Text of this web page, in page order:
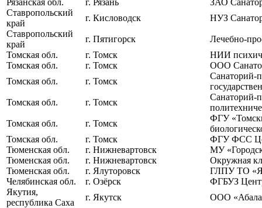
Рязанская обл.
г. Рязань
ЗАО
Ставропольский
край
г. Кисловодск
НУЗ
Ставропольский
край
г. Пятигорск
Лечебно-
Томская обл.
г. Томск
НИИ
Томская обл.
г. Томск
ООО
Томская обл.
г. Томск
Санаторий-
Томская обл.
г. Томск
Санаторий-
Томская обл.
г. Томск
ФГУ
Томская обл.
г. Томск
ФГУ ФСС
Тюменская обл.
г. Нижневартовск
МУ
Тюменская обл.
г. Нижневартовск
Окружная
Тюменская обл.
г. Ялуторовск
ГЛПУ ТО
Челябинская обл.
г. Озёрск
ФГБУЗ
Якутия,
республика Саха
г. Якутск ООО